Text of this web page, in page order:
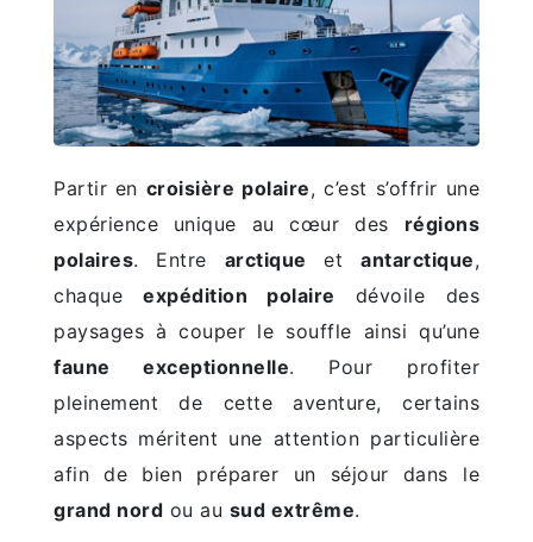
Partir en croisière polaire, c’est s’offrir une
expérience unique au cœur des régions
polaires. Entre arctique et antarctique,
chaqueexpédition polaire dévoile des
paysages à couper le souffle ainsi qu’une
faune exceptionnelle. Pour profiter
pleinement de cette aventure, certains
aspects méritent une attention particulière
afin de bien préparer un séjour dans le
grand nord ou au sud extrême.